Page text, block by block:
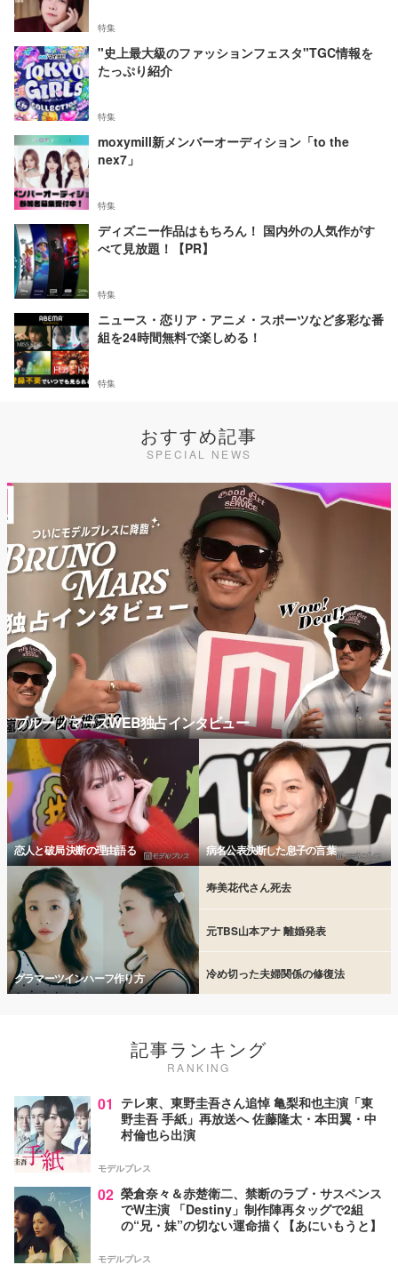
特集
"史上最大級のファッションフェスタ"TGC情報を
たっぷり紹介
特集
moxymill新メンバーオーディション「to the
nex7」
特集
ディズニー作品はもちろん！ 国内外の人気作がす
べて見放題！【PR】
特集
ニュース・恋リア・アニメ・スポーツなど多彩な番
組を24時間無料で楽しめる！
特集
おすすめ記事
SPECIAL NEWS
ブルーノマーズWEB独占インタビュー
恋人と破局 決断の理由語る 病名公表決断した息子の言葉
グラマーツインハーフ作り方
寿美花代さん死去
元TBS山本アナ 離婚発表
冷め切った夫婦関係の修復法
記事ランキング
RANKING
01 テレ東、東野圭吾さん追悼 亀梨和也主演「東
野圭吾 手紙」再放送へ 佐藤隆太・本田翼・中
村倫也ら出演
モデルプレス
02 榮倉奈々＆赤楚衛二、禁断のラブ・サスペンス
でW主演 「Destiny」制作陣再タッグで2組
の“兄・妹”の切ない運命描く【あにいもうと】
モデルプレス